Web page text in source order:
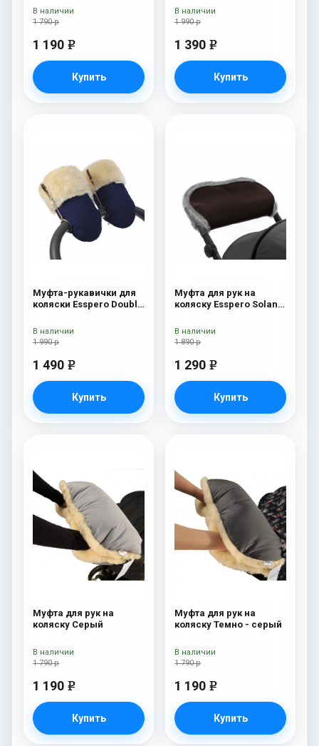
Beige
1 790 р
1 190 e
Купить
В наличии
1 990 р
1 390 e
Купить
В наличии
Муфта-рукавички для
коляски Esspero Double
Navy
1 990 р
1 490 e
Купить
В наличии
Муфта для рук на
коляску Esspero Solana
Brown
1 890 р
1 290 e
Купить
В наличии
Муфта для рук на
коляску Серый
1 790 р
1 190 e
Купить
В наличии
Муфта для рук на
коляску Темно - серый
1 790 р
1 190 e
Купить
В наличии